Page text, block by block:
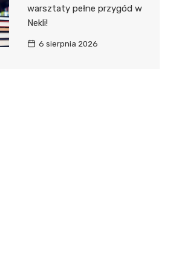
warsztaty pełne przygód w
Nekli!
6 sierpnia 2026